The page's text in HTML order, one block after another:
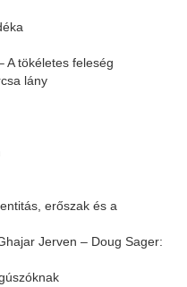
A tökéletes feleség
lány
erőszak és a
Jerven – Doug Sager: